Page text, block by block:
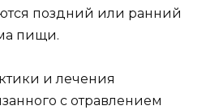
поздний или ранний
пищи.
и лечения
с отравлением